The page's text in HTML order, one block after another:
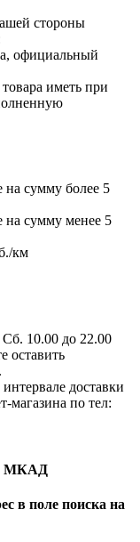
стороны
официальный
иметь при
сумму более 5
сумму менее 5
км
10.00 до 22.00
оставить
доставки
магазина по тел:
МКАД
в поле поиска на